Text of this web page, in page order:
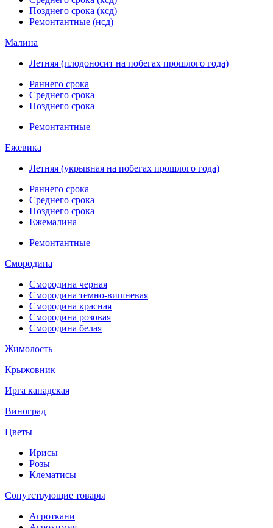
Позднего срока (ксд)
Ремонтантные (нсд)
Малина
Летняя (плодоносит на побегах прошлого года)
Раннего срока
Среднего срока
Позднего срока
Ремонтантные
Ежевика
Летняя (укрывная на побегах прошлого года)
Раннего срока
Среднего срока
Позднего срока
Ежемалина
Ремонтантные
Смородина
Смородина черная
Смородина темно-вишневая
Смородина красная
Смородина розовая
Смородина белая
Жимолость
Крыжовник
Ирга канадская
Виноград
Цветы
Ирисы
Розы
Клематисы
Сопутствующие товары
Агроткани